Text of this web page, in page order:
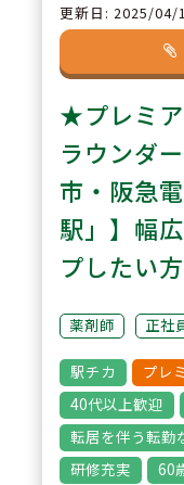
ートが充
プログ
勉強会参
ることで
円～100
手厚い
POINT
【新た
プリメン
ギー疾患
理士など
得してお
プや新し
更新日: 2025/04/
★プレミ
ラウンダ
市・阪急
駅」】幅
プしたい
薬剤師 正社
駅チカ プレ
40代以上歓迎
転居を伴う転勤
研修充実
60